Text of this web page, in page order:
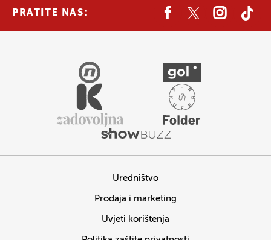
PRATITE NAS:
Uredništvo
Prodaja i marketing
Uvjeti korištenja